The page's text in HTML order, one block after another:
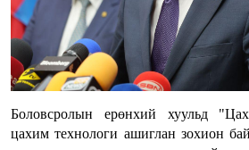
Боловсролын ерөнхий хуульд
цахим технологи ашиглан зохион